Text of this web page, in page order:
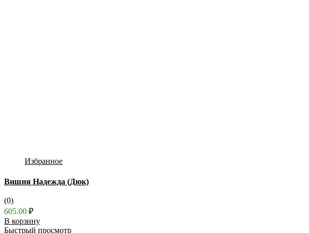
Избранное
Вишня Надежда (Дюк)
(0)
605.00 ₽
В корзину
Быстрый просмотр